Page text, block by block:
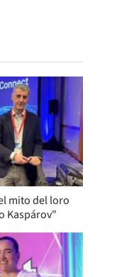
mito del loro
Kaspárov"